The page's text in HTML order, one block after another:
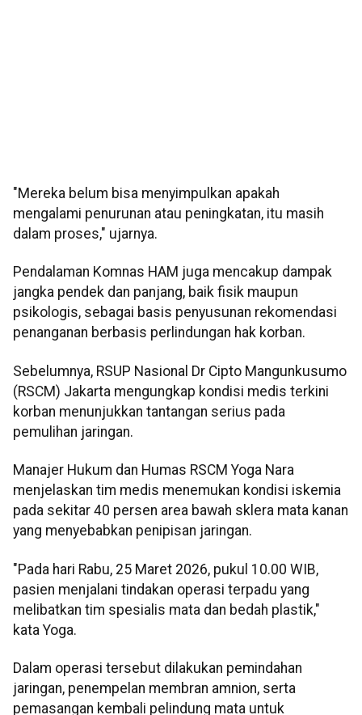
"Mereka belum bisa menyimpulkan apakah
mengalami penurunan atau peningkatan, itu masih
dalam proses," ujarnya.
Pendalaman Komnas HAM juga mencakup dampak
jangka pendek dan panjang, baik fisik maupun
psikologis, sebagai basis penyusunan rekomendasi
penanganan berbasis perlindungan hak korban.
Sebelumnya, RSUP Nasional Dr Cipto Mangunkusumo
(RSCM) Jakarta mengungkap kondisi medis terkini
korban menunjukkan tantangan serius pada
pemulihan jaringan.
Manajer Hukum dan Humas RSCM Yoga Nara
menjelaskan tim medis menemukan kondisi iskemia
pada sekitar 40 persen area bawah sklera mata kanan
yang menyebabkan penipisan jaringan.
"Pada hari Rabu, 25 Maret 2026, pukul 10.00 WIB,
pasien menjalani tindakan operasi terpadu yang
melibatkan tim spesialis mata dan bedah plastik,"
kata Yoga.
Dalam operasi tersebut dilakukan pemindahan
jaringan, penempelan membran amnion, serta
pemasangan kembali pelindung mata untuk